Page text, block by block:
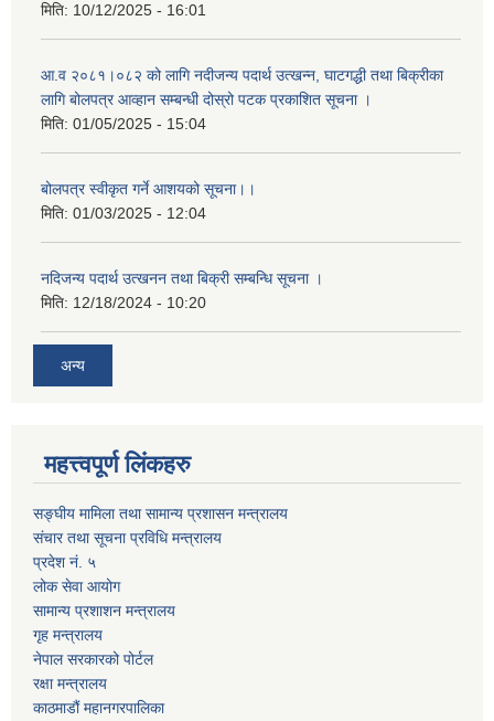
मिति: 10/12/2025 - 16:01
आ.व २०८१।०८२ को लागि नदीजन्य पदार्थ उत्खन्न, घाटगद्धी तथा बिक्रीका
लागि बोलपत्र आव्हान सम्बन्धी दोस्रो पटक प्रकाशित सूचना ।
मिति: 01/05/2025 - 15:04
बोलपत्र स्वीकृत गर्ने आशयको सूचना।।
मिति: 01/03/2025 - 12:04
नदिजन्य पदार्थ उत्खनन तथा बिक्री सम्बन्धि सूचना ।
मिति: 12/18/2024 - 10:20
अन्य
महत्त्वपूर्ण लिंकहरु
सङ्घीय मामिला तथा सामान्य प्रशासन मन्त्रालय
संचार तथा सूचना प्रविधि मन्त्रालय
प्रदेश नं. ५
लोक सेवा आयोग
सामान्य प्रशाशन मन्त्रालय
गृह मन्त्रालय
नेपाल सरकारको पोर्टल
रक्षा मन्त्रालय
काठमाडौं महानगरपालिका